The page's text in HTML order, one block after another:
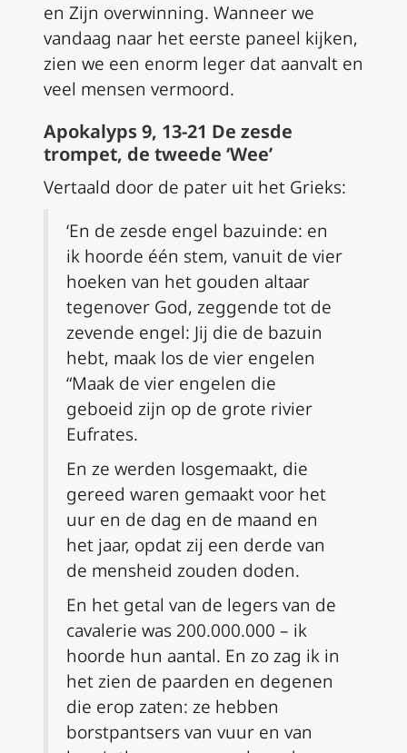
en Zijn overwinning. Wanneer we
vandaag naar het eerste paneel kijken,
zien we een enorm leger dat aanvalt en
veel mensen vermoord.
Apokalyps 9, 13-21 De zesde
trompet, de tweede ‘Wee’
Vertaald door de pater uit het Grieks:
‘En de zesde engel bazuinde: en
ik hoorde één stem, vanuit de vier
hoeken van het gouden altaar
tegenover God, zeggende tot de
zevende engel: Jij die de bazuin
hebt, maak los de vier engelen
“Maak de vier engelen die
geboeid zijn op de grote rivier
Eufrates.
En ze werden losgemaakt, die
gereed waren gemaakt voor het
uur en de dag en de maand en
het jaar, opdat zij een derde van
de mensheid zouden doden.
En het getal van de legers van de
cavalerie was 200.000.000 – ik
hoorde hun aantal. En zo zag ik in
het zien de paarden en degenen
die erop zaten: ze hebben
borstpantsers van vuur en van